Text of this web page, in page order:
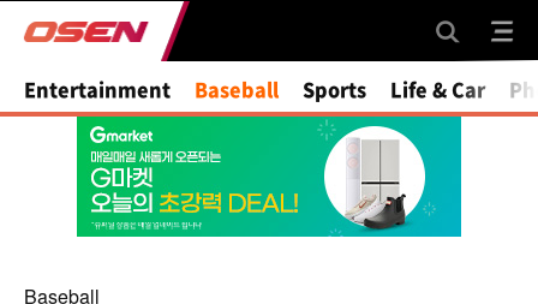
Mute
Entertainment Baseball Sports Life & Car
Baseball